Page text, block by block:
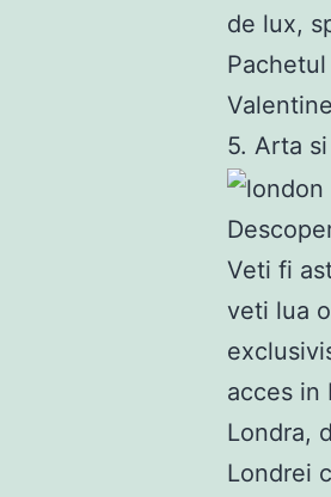
de lux,
5. Arta
Veti fi
veti lua
acces in
Londra,
Londrei